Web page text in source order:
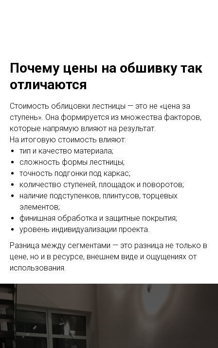
Почему цены на обшивку так
отличаются
Стоимость облицовки лестницы — это не «цена за
ступень». Она формируется из множества факторов,
которые напрямую влияют на результат.
На итоговую стоимость влияют:
тип и качество материала;
сложность формы лестницы;
точность подгонки под каркас;
количество ступеней, площадок и поворотов;
наличие подступенков, плинтусов, торцевых
элементов;
финишная обработка и защитные покрытия;
уровень индивидуализации проекта.
Разница между сегментами — это разница не только в
цене, но и в ресурсе, внешнем виде и ощущениях от
использования.